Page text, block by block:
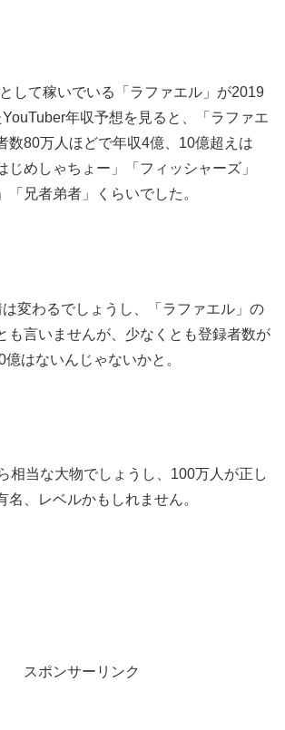
して稼いでいる「ラファエル」が2019
年収予想を見ると、「ラファエ
数80万人ほどで年収4億、10億超えは
じめしゃちょー」「フィッシャーズ」
「兄者弟者」くらいでした。
変わるでしょうし、「ラファエル」の
も言いませんが、少なくとも登録者数が
はないんじゃないかと。
相当な大物でしょうし、100万人が正し
名、レベルかもしれません。
スポンサーリンク